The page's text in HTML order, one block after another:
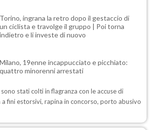
Torino, ingrana la retro dopo il gestaccio di
un ciclista e travolge il gruppo | Poi torna
indietro e li investe di nuovo
Milano, 19enne incappucciato e picchiato:
quattro minorenni arrestati
stati colti in flagranza con le accuse di
fini estorsivi, rapina in concorso, porto abusivo